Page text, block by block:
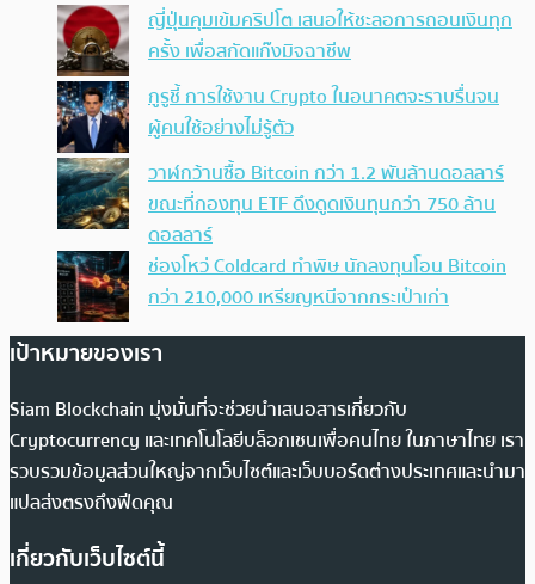
ญี่ปุ่นคุมเข้มคริปโต เสนอให้ชะลอการถอนเงินทุก
ครั้ง เพื่อสกัดแก๊งมิจฉาชีพ
กูรูชี้ การใช้งาน Crypto ในอนาคตจะราบรื่นจน
ผู้คนใช้อย่างไม่รู้ตัว
วาฬกว้านซื้อ Bitcoin กว่า 1.2 พันล้านดอลลาร์
ขณะที่กองทุน ETF ดึงดูดเงินทุนกว่า 750 ล้าน
ดอลลาร์
ช่องโหว่ Coldcard ทำพิษ นักลงทุนโอน Bitcoin
กว่า 210,000 เหรียญหนีจากกระเป๋าเก่า
เป้าหมายของเรา
Siam Blockchain มุ่งมั่นที่จะช่วยนำเสนอสารเกี่ยวกับ
Cryptocurrency และเทคโนโลยีบล็อกเชนเพื่อคนไทย ในภาษาไทย เรา
รวบรวมข้อมูลส่วนใหญ่จากเว็บไซต์และเว็บบอร์ดต่างประเทศและนำมา
แปลส่งตรงถึงฟีดคุณ
เกี่ยวกับเว็บไซต์นี้